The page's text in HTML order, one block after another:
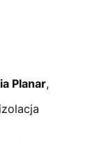
Planar,